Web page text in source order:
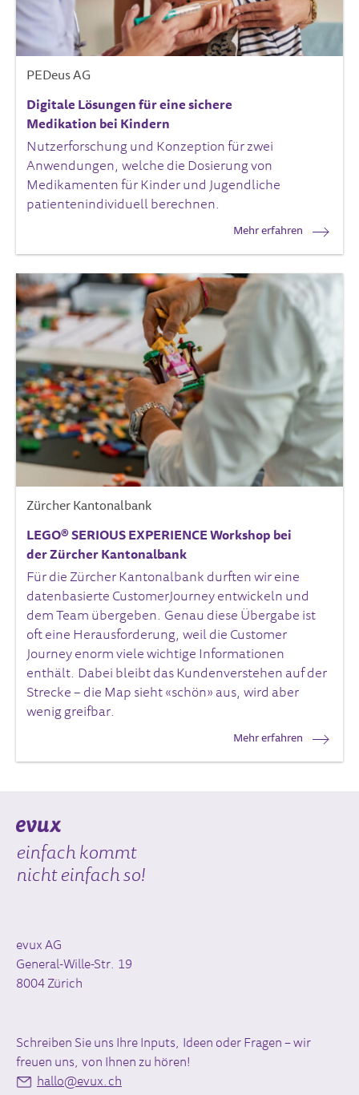
PEDeus AG
Digitale Lösungen für eine sichere
Medikation bei Kindern
Nutzerforschung und Konzeption für zwei
Anwendungen, welche die Dosierung von
Medikamenten für Kinder und Jugendliche
patientenindividuell berechnen.
Mehr erfahren
Zürcher Kantonalbank
LEGO® SERIOUS EXPERIENCE Workshop bei
der Zürcher Kantonalbank
Für die Zürcher Kantonalbank durften wir eine
datenbasierte CustomerJourney entwickeln und
dem Team übergeben. Genau diese Übergabe ist
oft eine Herausforderung, weil die Customer
Journey enorm viele wichtige Informationen
enthält. Dabei bleibt das Kundenverstehen auf der
Strecke – die Map sieht «schön» aus, wird aber
wenig greifbar.
Mehr erfahren
einfach kommt
nicht einfach so!
evux AG
General-Wille-Str. 19
8004 Zürich
Schreiben Sie uns Ihre Inputs, Ideen oder Fragen – wir
freuen uns, von Ihnen zu hören!
hallo@evux.ch